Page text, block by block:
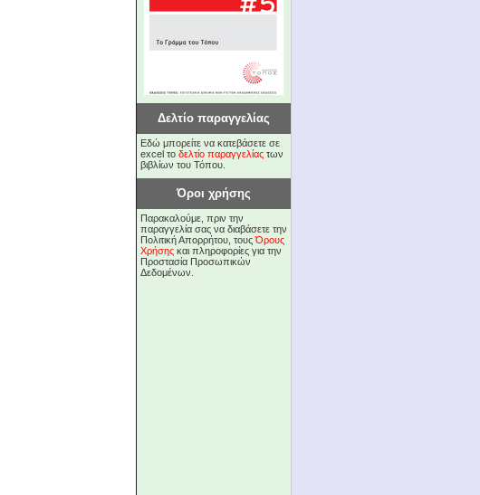
Δελτίο παραγγελίας
Εδώ μπορείτε να κατεβάσετε σε
excel το δελτίο παραγγελίαςτων
βιβλίων του Τόπου.
Όροι χρήσης
Παρακαλούμε, πριν την
παραγγελία σας να διαβάσετε την
Πολιτική Απορρήτου, τουςΌρους
Χρήσηςκαι πληροφορίες για την
Προστασία Προσωπικών
Δεδομένων.